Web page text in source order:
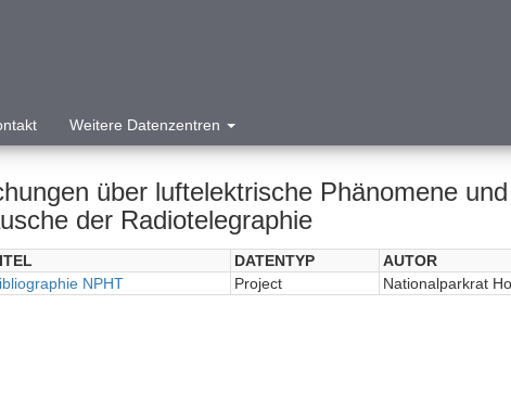
Weitere Datenzentren
über luftelektrische Phänomene
der Radiotelegraphie
DATENTYP AUTOR
NPHT Project Nationalparkrat